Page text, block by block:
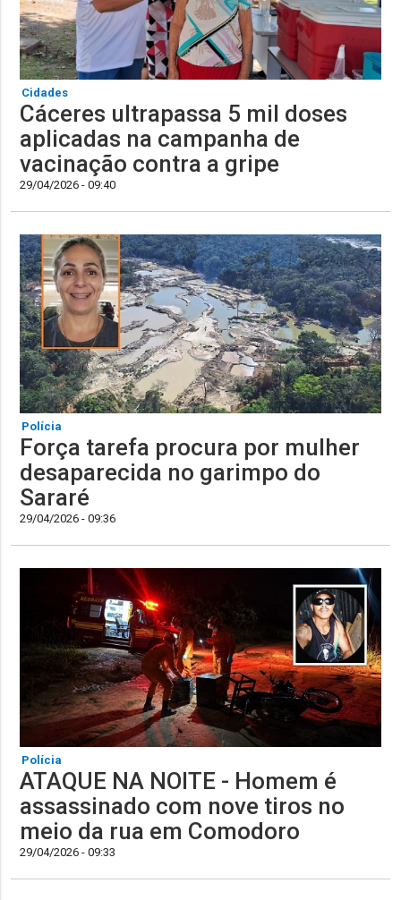
Cidades
Cáceres ultrapassa 5 mil doses
aplicadas na campanha de
vacinação contra a gripe
29/04/2026 - 09:40
Polícia
Força tarefa procura por mulher
desaparecida no garimpo do
Sararé
29/04/2026 - 09:36
Polícia
ATAQUE NA NOITE - Homem é
assassinado com nove tiros no
meio da rua em Comodoro
29/04/2026 - 09:33